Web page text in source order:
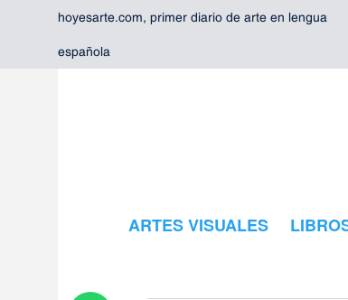
hoyesarte.com, primer diario de arte en lengua
española
ARTES VISUALES
El
la
tomo de